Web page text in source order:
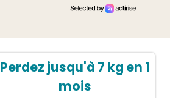
Perdez jusqu'à 7 kg en 1
mois